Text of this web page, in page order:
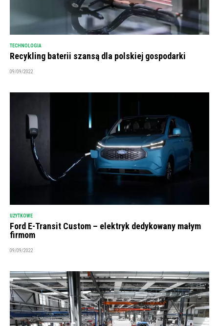
TECHNOLOGIA
Recykling baterii szansą dla polskiej gospodarki
09/09/2022
UŻYTKOWE
Ford E-Transit Custom – elektryk dedykowany małym
firmom
09/09/2022